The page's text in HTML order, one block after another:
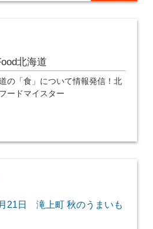
北海道
の「食」について情報発信！北
ードマイスター
21日 滝上町 秋のうまいも